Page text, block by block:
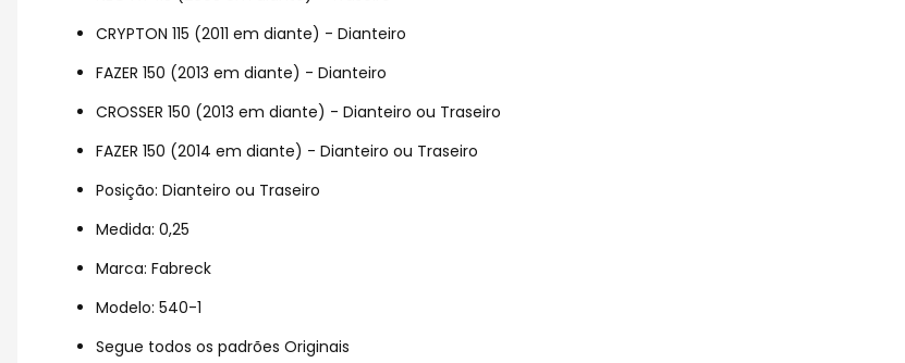
CRYPTON 115 (2011 em diante) - Dianteiro
FAZER 150 (2013 em diante) - Dianteiro
CROSSER 150 (2013 em diante) - Dianteiro ou Traseiro
FAZER 150 (2014 em diante) - Dianteiro ou Traseiro
Posição: Dianteiro ou Traseiro
Medida: 0,25
Marca: Fabreck
Modelo: 540-1
Segue todos os padrões Originais